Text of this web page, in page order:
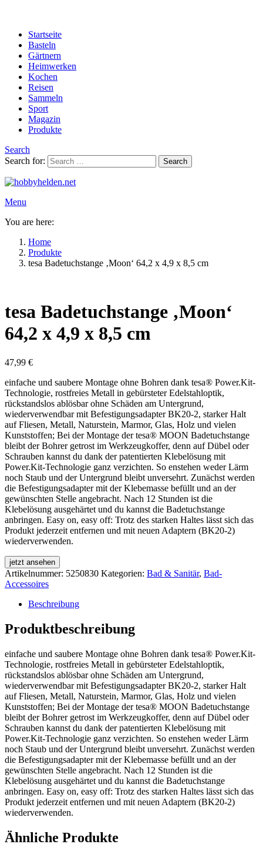
Startseite
Basteln
Gärtnern
Heimwerken
Kochen
Reisen
Sammeln
Sport
Magazin
Produkte
Search
Search for:
Search
Menu
You are here:
Home
Produkte
tesa Badetuchstange ‚Moon‘ 64,2 x 4,9 x 8,5 cm
tesa Badetuchstange ‚Moon‘
64,2 x 4,9 x 8,5 cm
47,99 €
einfache und saubere Montage ohne Bohren dank tesa® Power.Kit-
Technologie, rostfreies Metall in gebürsteter Edelstahloptik,
rückstandslos ablösbar ohne Schäden am Untergrund,
wiederverwendbar mit Befestigungsadapter BK20-2, starker Halt
auf Fliesen, Metall, Naturstein, Marmor, Glas, Holz und vielen
Kunststoffen; Bei der Montage der tesa® MOON Badetuchstange
bleibt der Bohrer getrost im Werkzeugkoffer, denn auf Dübel oder
Schrauben kannst du dank der patentierten Klebelösung mit
Power.Kit-Technologie ganz verzichten. So enstehen weder Lärm
noch Staub und der Untergrund bleibt unversehrt. Zunächst werden
die Befestigungsadapter mit der Klebemasse befüllt und an der
gewünschten Stelle angebracht. Nach 12 Stunden ist die
Klebelösung ausgehärtet und du kannst die Badetuchstange
anbringen. Easy on, easy off: Trotz des starken Haltes lässt sich das
Produkt jederzeit entfernen und mit neuen Adaptern (BK20-2)
wiederverwenden.
jetzt ansehen
Artikelnummer: 5250830 Kategorien: Bad & Sanitär, Bad-
Accessoires
Beschreibung
Produktbeschreibung
einfache und saubere Montage ohne Bohren dank tesa® Power.Kit-
Technologie, rostfreies Metall in gebürsteter Edelstahloptik,
rückstandslos ablösbar ohne Schäden am Untergrund,
wiederverwendbar mit Befestigungsadapter BK20-2, starker Halt
auf Fliesen, Metall, Naturstein, Marmor, Glas, Holz und vielen
Kunststoffen; Bei der Montage der tesa® MOON Badetuchstange
bleibt der Bohrer getrost im Werkzeugkoffer, denn auf Dübel oder
Schrauben kannst du dank der patentierten Klebelösung mit
Power.Kit-Technologie ganz verzichten. So enstehen weder Lärm
noch Staub und der Untergrund bleibt unversehrt. Zunächst werden
die Befestigungsadapter mit der Klebemasse befüllt und an der
gewünschten Stelle angebracht. Nach 12 Stunden ist die
Klebelösung ausgehärtet und du kannst die Badetuchstange
anbringen. Easy on, easy off: Trotz des starken Haltes lässt sich das
Produkt jederzeit entfernen und mit neuen Adaptern (BK20-2)
wiederverwenden.
Ähnliche Produkte